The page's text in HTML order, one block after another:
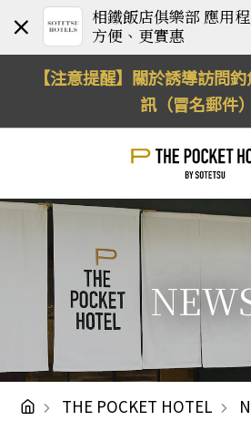
相鐵飯店俱樂部 應用
方便、更實惠
【注意提醒】關於誘導訪問
訊（冒名郵件）
THE POCKET HOTEL